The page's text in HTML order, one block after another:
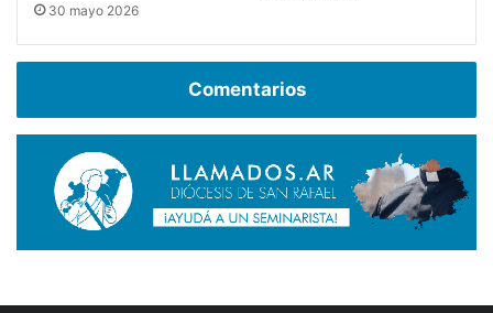
30 mayo 2026
Comentarios